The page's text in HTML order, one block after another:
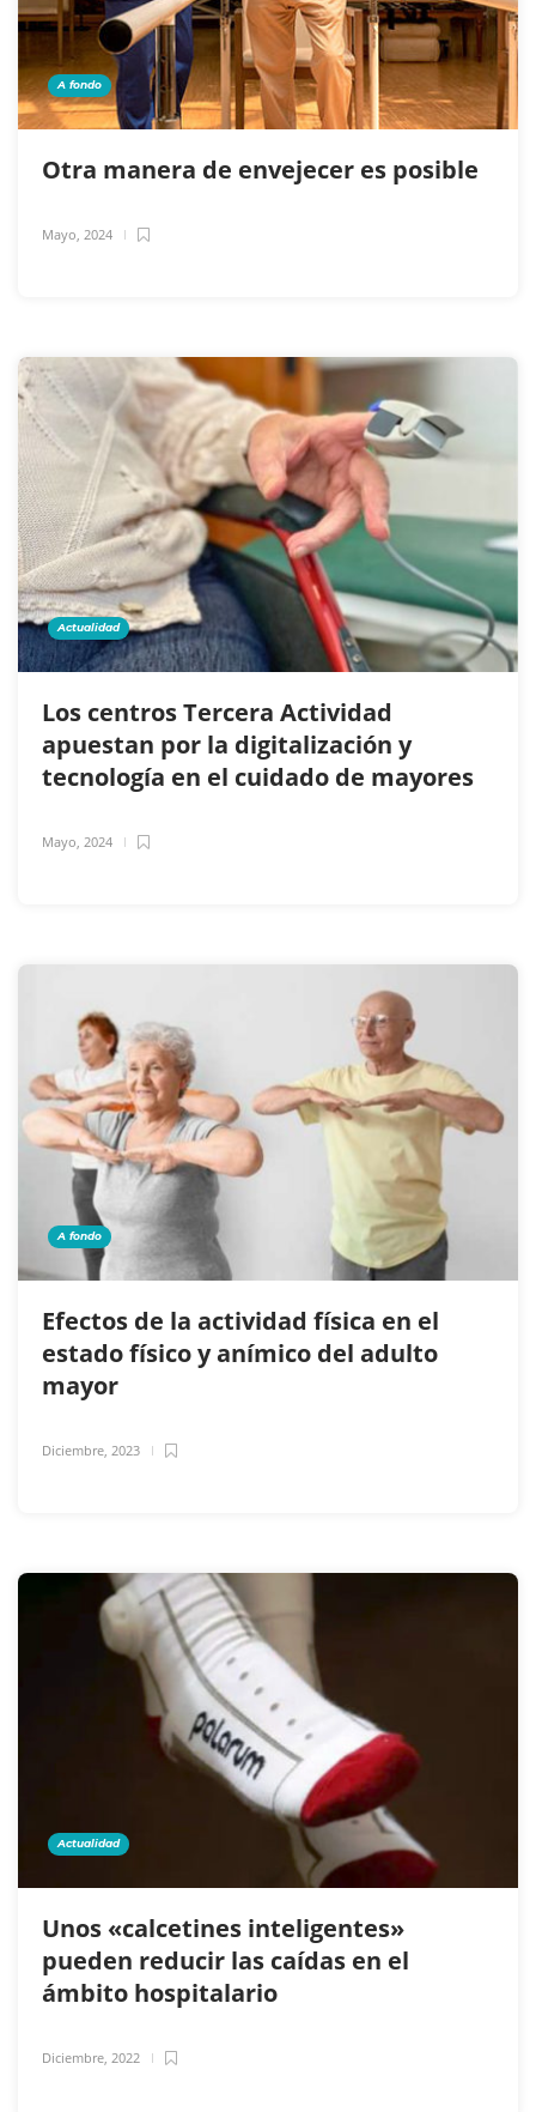
A fondo
Otra manera de envejecer es posible
Mayo, 2024
Actualidad
Los centros Tercera Actividad
apuestan por la digitalización y
tecnología en el cuidado de mayores
Mayo, 2024
A fondo
Efectos de la actividad física en el
estado físico y anímico del adulto
mayor
Diciembre, 2023
Actualidad
Unos «calcetines inteligentes»
pueden reducir las caídas en el
ámbito hospitalario
Diciembre, 2022